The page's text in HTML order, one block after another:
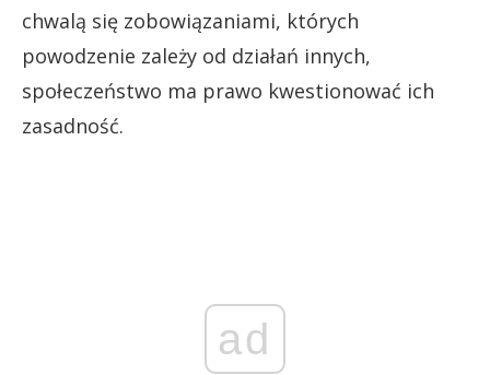
chwalą się zobowiązaniami, których
powodzenie zależy od działań innych,
społeczeństwo ma prawo kwestionować ich
zasadność.
ad